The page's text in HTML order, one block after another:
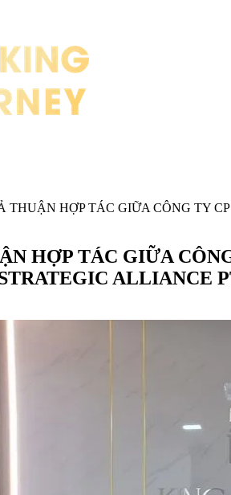
THUẬN HỢP TÁC GIỮA CÔNG TY
HỢP TÁC GIỮA
ALLIANCE